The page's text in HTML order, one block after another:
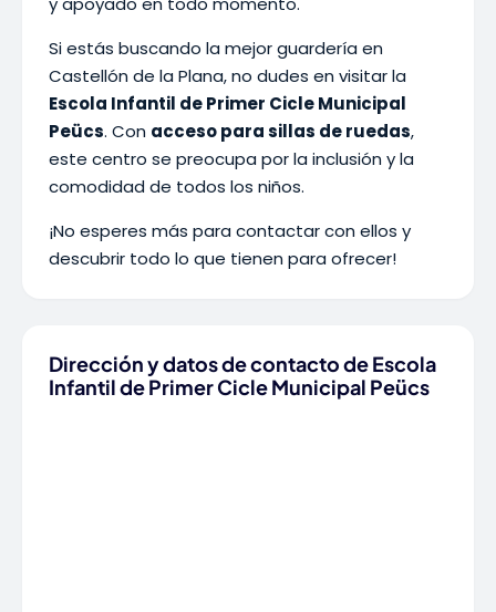
Si estás buscando la mejor guardería en
Castellón de la Plana, no dudes en visitar la
Escola Infantil de Primer Cicle Municipal
Peücs. Con acceso para sillas de ruedas,
este centro se preocupa por la inclusión y la
comodidad de todos los niños.
¡No esperes más para contactar con ellos y
descubrir todo lo que tienen para ofrecer!
Dirección y datos de contacto de Escola
Infantil de Primer Cicle Municipal Peücs